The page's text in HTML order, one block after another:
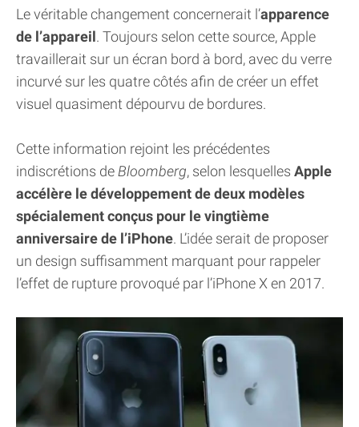
Le véritable changement concernerait l’apparence
de l’appareil. Toujours selon cette source, Apple
travaillerait sur un écran bord à bord, avec du verre
incurvé sur les quatre côtés afin de créer un effet
visuel quasiment dépourvu de bordures.
Cette information rejoint les précédentes
indiscrétions de Bloomberg, selon lesquelles Apple
accélère le développement de deux modèles
spécialement conçus pour le vingtième
anniversaire de l’iPhone. L’idée serait de proposer
un design suffisamment marquant pour rappeler
l’effet de rupture provoqué par l’iPhone X en 2017.